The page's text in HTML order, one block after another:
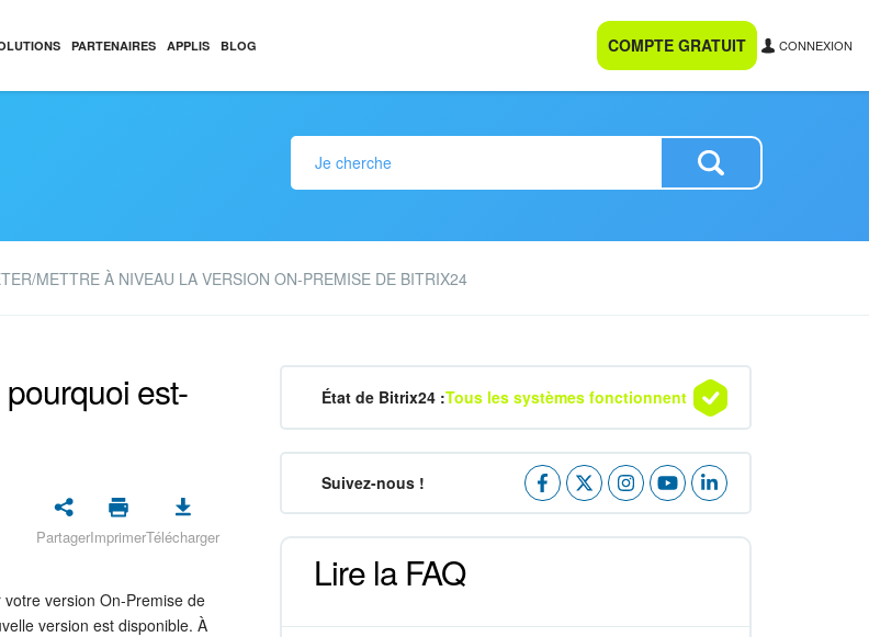
PARTENAIRES APPLIS BLOG COMPTE GRATUIT CONNEXION
METTRE À NIVEAU LA VERSION ON-PREMISE DE BITRIX24
est-
PartagerImprimerTélécharger
version On-Premise de
version est disponible. À
État de Bitrix24 :Tous les systèmes fonctionnent
Suivez-nous !
Lire la FAQ